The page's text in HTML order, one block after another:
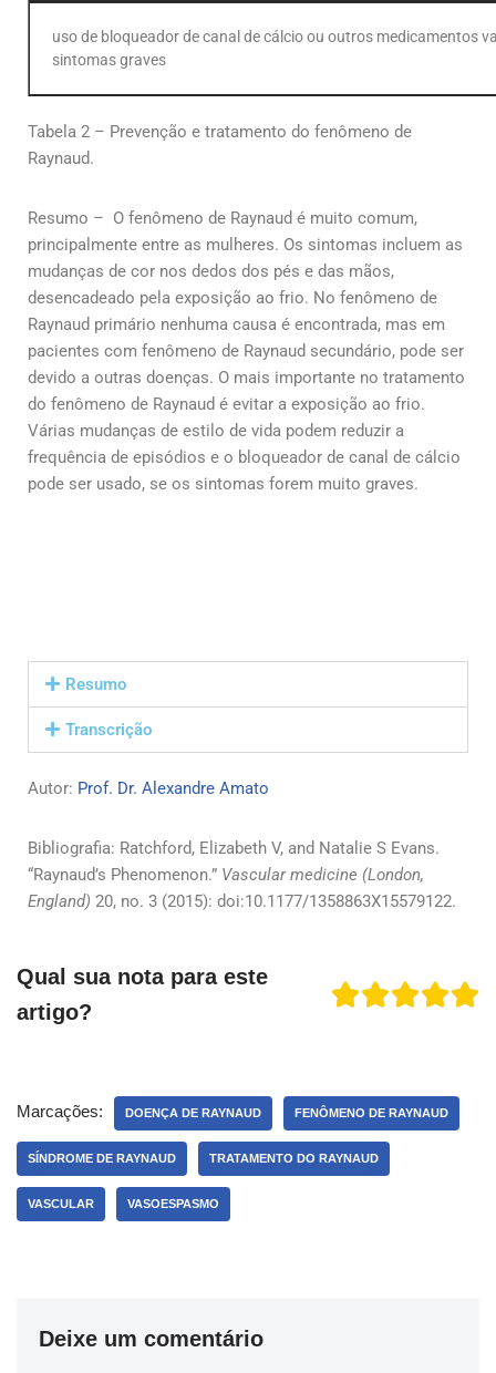
uso de bloqueador de canal de cálcio ou outros medicamentos
sintomas graves
Tabela 2 – Prevenção e tratamento do fenômeno de
Raynaud.
Resumo – O fenômeno de Raynaud é muito comum,
principalmente entre as mulheres. Os sintomas incluem as
mudanças de cor nos dedos dos pés e das mãos,
desencadeado pela exposição ao frio. No fenômeno de
Raynaud primário nenhuma causa é encontrada, mas em
pacientes com fenômeno de Raynaud secundário, pode ser
devido a outras doenças. O mais importante no tratamento
do fenômeno de Raynaud é evitar a exposição ao frio.
Várias mudanças de estilo de vida podem reduzir a
frequência de episódios e o bloqueador de canal de cálcio
pode ser usado, se os sintomas forem muito graves.
Resumo
Transcrição
Autor: Prof. Dr. Alexandre Amato
Bibliografia: Ratchford, Elizabeth V, and Natalie S Evans.
“Raynaud’s Phenomenon.” Vascular medicine (London,
England) 20, no. 3 (2015): doi:10.1177/1358863X15579122.
Qual sua nota para este
artigo?
Marcações: DOENÇA DE RAYNAUD FENÔMENO DE RAYNAUD
SÍNDROME DE RAYNAUD TRATAMENTO DO RAYNAUD
VASCULAR VASOESPASMO
Deixe um comentário